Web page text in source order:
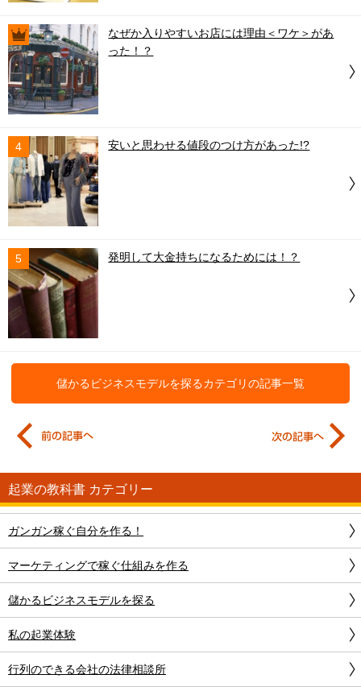
なぜか入りやすいお店には理由＜ワケ＞があ
った！？
4 安いと思わせる値段のつけ方があった!?
5 発明して大金持ちになるためには！？
儲かるビジネスモデルを探るカテゴリの記事一覧
起業の教科書 カテゴリー
ガンガン稼ぐ自分を作る！
マーケティングで稼ぐ仕組みを作る
儲かるビジネスモデルを探る
私の起業体験
行列のできる会社の法律相談所